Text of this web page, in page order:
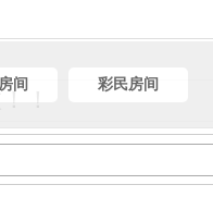
！
！
间 彩民房间